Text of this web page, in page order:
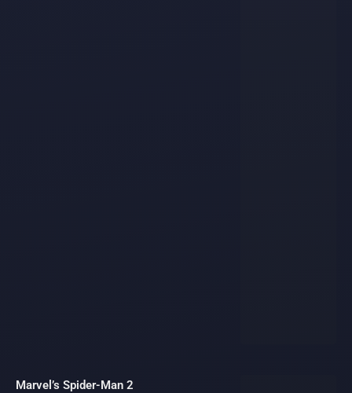
Marvel’s Spider-Man 2